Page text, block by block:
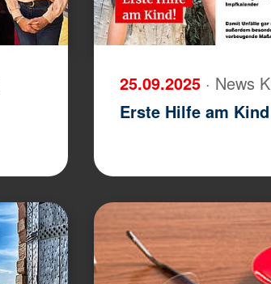
25.09.2025 · News
Erste Hilfe am Kind